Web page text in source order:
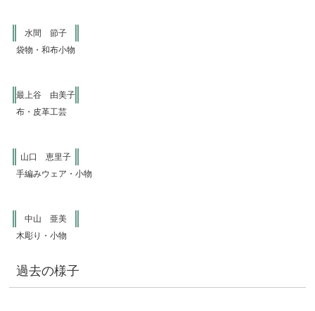
水間 節子
袋物・和布小物
最上谷 由美子
布・皮革工芸
山口 恵里子
手編みウェア・小物
中山 亜美
木彫り・小物
過去の様子